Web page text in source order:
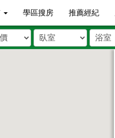
學區搜房 推薦經紀